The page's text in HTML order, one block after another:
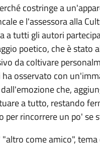
costringe a
e l'assessora alla
a tutti gli autori
poetico, che è stato
da coltivare
osservato con
che,
a tutto, restando
rincorrere un po' se
come amico",